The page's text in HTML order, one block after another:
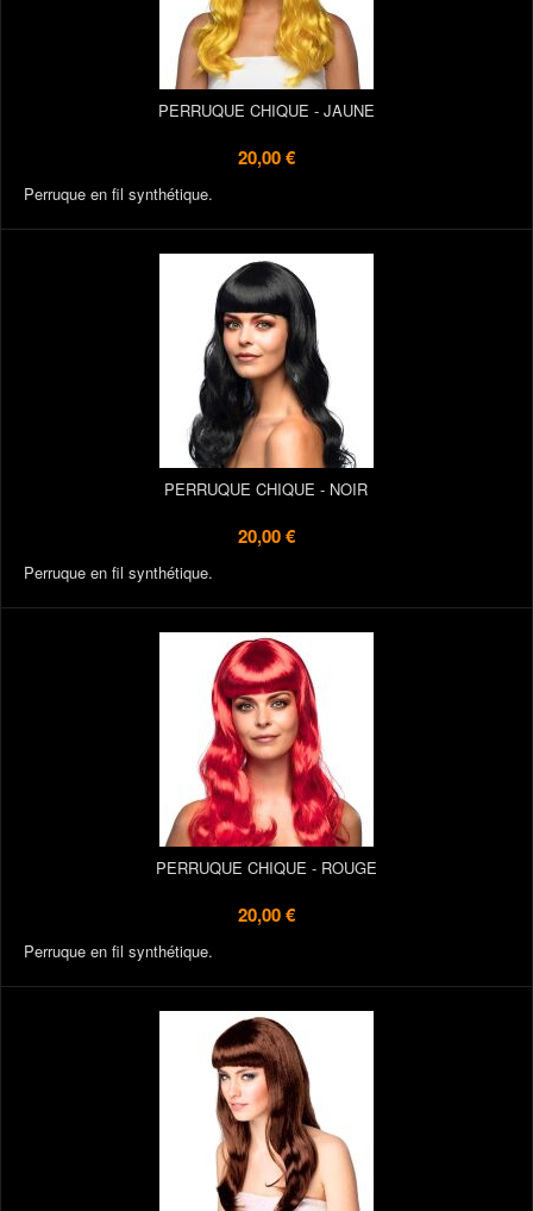
PERRUQUE CHIQUE - JAUNE
20,00 €
Perruque en fil synthétique.
PERRUQUE CHIQUE - NOIR
20,00 €
Perruque en fil synthétique.
PERRUQUE CHIQUE - ROUGE
20,00 €
Perruque en fil synthétique.